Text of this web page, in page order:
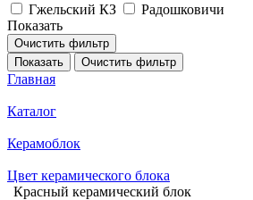
Гжельский КЗ
Радошковичи
Показать
Очистить фильтр
Показать
Очистить фильтр
Главная
Каталог
Керамоблок
Цвет керамического блока
Красный керамический блок